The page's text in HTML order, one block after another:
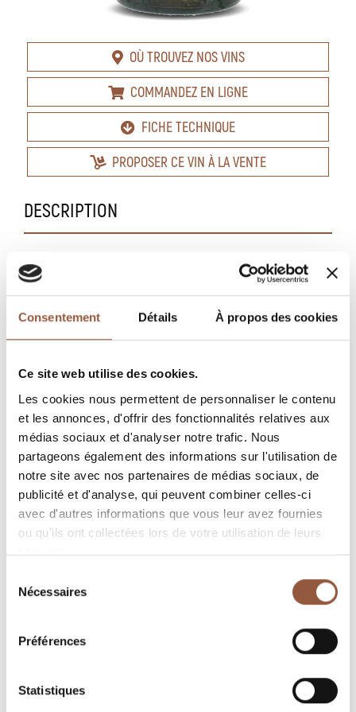
Consentement Détails À propos des cookies
Ce site web utilise des cookies.
Les cookies nous permettent de personnaliser le contenu
et les annonces, d'offrir des fonctionnalités relatives aux
médias sociaux et d'analyser notre trafic. Nous
partageons également des informations sur l'utilisation de
notre site avec nos partenaires de médias sociaux, de
publicité et d'analyse, qui peuvent combiner celles-ci
avec d'autres informations que vous leur avez fournies
ou qu'ils ont collectées lors de votre utilisation de leurs
services.
Nécessaires
Préférences
Statistiques
OÙ TROUVEZ NOS VINS
COMMANDEZ EN LIGNE
FICHE TECHNIQUE
PROPOSER CE VIN À LA VENTE
DESCRIPTION
Frais et persistant
Production annuelle : 4 000 bouteilles
Sol : argilo-limoneux
Cépage : chardonnay, taille Guyot (baguette)
Age des parcelles : 20 à 50 ans
Vendanges : machine à vendanger
Rendement : 60 hl par hectare
Vinification : Pressurage direct puis débourbage.
Fermentation à basse température en cuve, puis
élevage sur lies fines afin de favoriser la rondeur.
Mise en bouteille : mai/juin.
Note de dégustation : on reconnaît bien le cépage
premiers arômes très frais d’agrumes et de fleurs
pureté s’appuie également sur une belle